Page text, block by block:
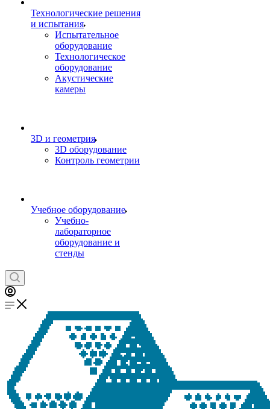
Технологические решения
и испытания
Испытательное
оборудование
Технологическое
оборудование
Акустические
камеры
3D и геометрия
3D оборудование
Контроль геометрии
Учебное оборудование
Учебно-
лабораторное
оборудование и
стенды